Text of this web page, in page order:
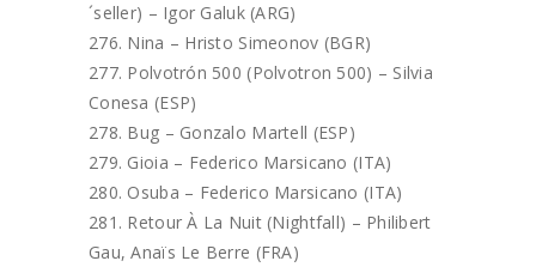
´seller) – Igor Galuk (ARG)
Nina – Hristo Simeonov (BGR)
Polvotrón 500 (Polvotron 500) – Silvia
Conesa (ESP)
Bug – Gonzalo Martell (ESP)
Gioia – Federico Marsicano (ITA)
Osuba – Federico Marsicano (ITA)
Retour À La Nuit (Nightfall) – Philibert
Gau, Anaïs Le Berre (FRA)